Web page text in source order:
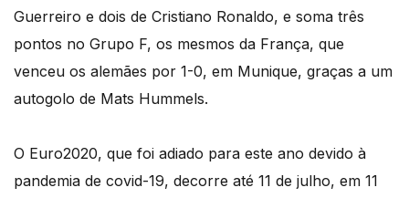
Guerreiro e dois de Cristiano Ronaldo, e soma três
pontos no Grupo F, os mesmos da França, que
venceu os alemães por 1-0, em Munique, graças a um
autogolo de Mats Hummels.
O Euro2020, que foi adiado para este ano devido à
pandemia de covid-19, decorre até 11 de julho, em 11